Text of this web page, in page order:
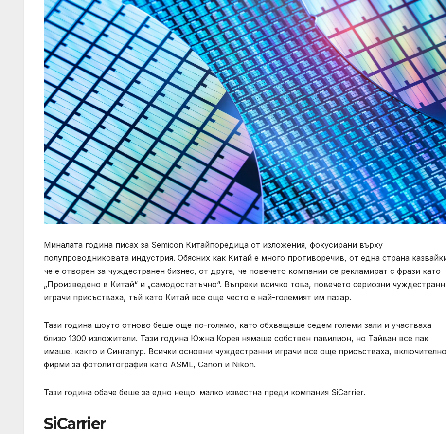
Миналата година писах за Semicon Китайпоредица от изложения, фокусирани върху
полупроводниковата индустрия. Обясних как Китай е много противоречив, от една страна
че е отворен за чуждестранен бизнес, от друга, че повечето компании се рекламират с фрази като
„Произведено в Китай“ и „самодостатъчно“. Въпреки всичко това, повечето сериозни
играчи присъстваха, тъй като Китай все още често е най-големият им пазар.
Тази година шоуто отново беше още по-голямо, като обхващаше седем големи зали и участваха
близо 1300 изложители. Тази година Южна Корея нямаше собствен павилион, но Тайван все пак
имаше, както и Сингапур. Всички основни чуждестранни играчи все още присъстваха, включително
фирми за фотолитография като ASML, Canon и Nikon.
Тази година обаче беше за едно нещо: малко известна преди компания SiCarrier.
SiCarrier